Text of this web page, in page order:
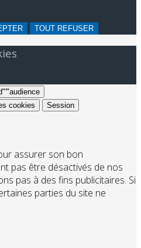
TOUT REFUSER
cookies Session
assurer son bon
pas être désactivés de nos
pas à des fins publicitaires. Si
parties du site ne